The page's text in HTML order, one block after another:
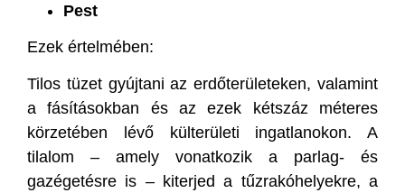
Pest
Ezek értelmében:
Tilos tüzet gyújtani az erdőterületeken, valamint
a fásításokban és az ezek kétszáz méteres
körzetében lévő külterületi ingatlanokon. A
tilalom – amely vonatkozik a parlag- és
gazégetésre is – kiterjed a tűzrakóhelyekre, a